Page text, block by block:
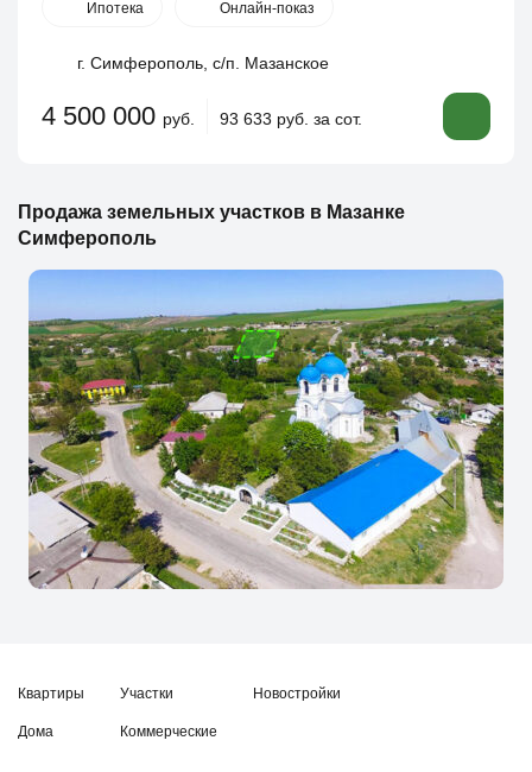
Ипотека Онлайн-показ
г. Симферополь, с/п. Мазанское
4 500 000 руб. 93 633 руб. за сот.
Продажа земельных участков в Мазанке
Симферополь
Квартиры
Дома
Участки
Коммерческие
Новостройки